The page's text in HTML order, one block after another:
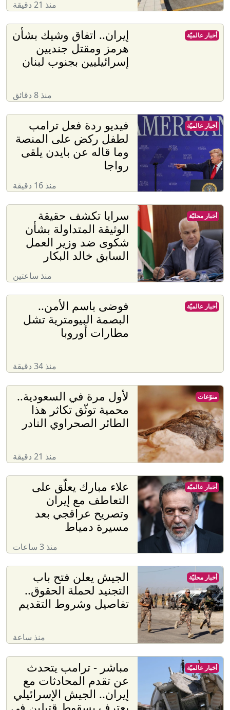
وما قاله عن بايدن يلقى
رواجا
منذ 16 دقيقة
سرايا تكشف حقيقة
شكوى ضد وزير العمل
السابق خالد البكار
منذ ساعتين
فوضى باسم الأمن..
البصمة البيومترية تشل
مطارات أوروبا
منذ 34 دقيقة
أخبار عالميّة
لأول مرة في السعودية..
محمية توثّق تكاثر هذا
الطائر الصحراوي النادر
منذ 21 دقيقة
منوّعات
علاء مبارك يعلّق على
وتصريح عراقجي بعد
مسيرة دمياط
منذ 3 ساعات
الجيش يعلن فتح باب
تفاصيل وشروط التقديم
منذ ساعة
أخبار محليّة
مباشر - ترامب يتحدث
عن تقدم المحادثات مع
إيران.. الجيش الإسرائيلي
يعترف بسقوط قتيلين في
جنوب لبنان
منذ ساعتين
أخبار عالميّة
الذخائر.. تقرير يكشف
تفاصيل مواجهة حادة مع
وزير حربه في كامب
ديفيد
منذ 48 دقيقة
أخبار عالميّة